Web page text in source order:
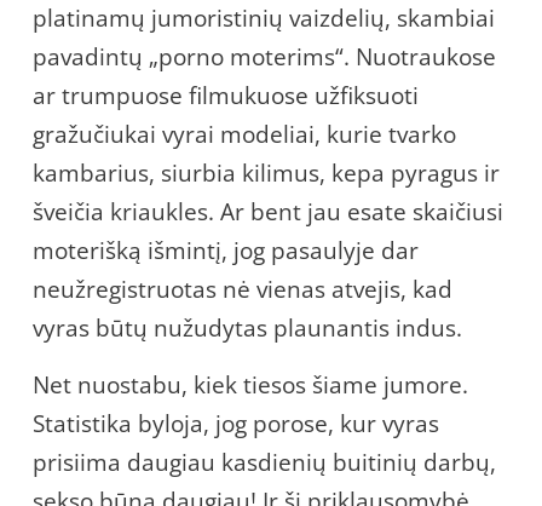
platinamų jumoristinių vaizdelių, skambiai
pavadintų „porno moterims“. Nuotraukose
ar trumpuose filmukuose užfiksuoti
gražučiukai vyrai modeliai, kurie tvarko
kambarius, siurbia kilimus, kepa pyragus ir
šveičia kriaukles. Ar bent jau esate skaičiusi
moterišką išmintį, jog pasaulyje dar
neužregistruotas nė vienas atvejis, kad
vyras būtų nužudytas plaunantis indus.
Net nuostabu, kiek tiesos šiame jumore.
Statistika byloja, jog porose, kur vyras
prisiima daugiau kasdienių buitinių darbų,